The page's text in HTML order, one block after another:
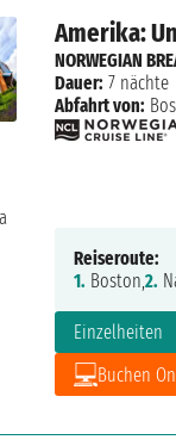
Amerika:
Einzelheiten
Buchen
NORWEGIAN
Dauer: 7 nächte
Abfahrt von:
Reiseroute:
1. Boston,2.